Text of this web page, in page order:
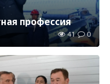
профессия
41 0